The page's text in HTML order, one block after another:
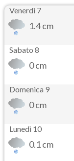
Venerdì 7
1.4 cm
Sabato 8
0 cm
Domenica 9
0 cm
Lunedì 10
0.1 cm